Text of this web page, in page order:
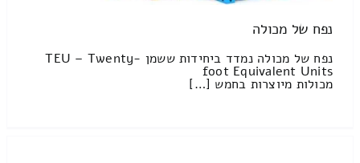
נפח של מכולה
נפח של מכולה נמדד ביחידות ששמן TEU – Twenty-
foot Equivalent Units
מכולות מיוצרות בחמש […]